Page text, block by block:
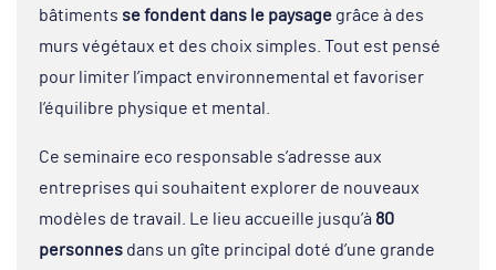
bâtiments se fondent dans le paysage grâce à des
murs végétaux et des choix simples. Tout est pensé
pour limiter l’impact environnemental et favoriser
l’équilibre physique et mental.
Ce seminaire eco responsable s’adresse aux
entreprises qui souhaitent explorer de nouveaux
modèles de travail. Le lieu accueille jusqu’à 80
personnes dans un gîte principal doté d’une grande